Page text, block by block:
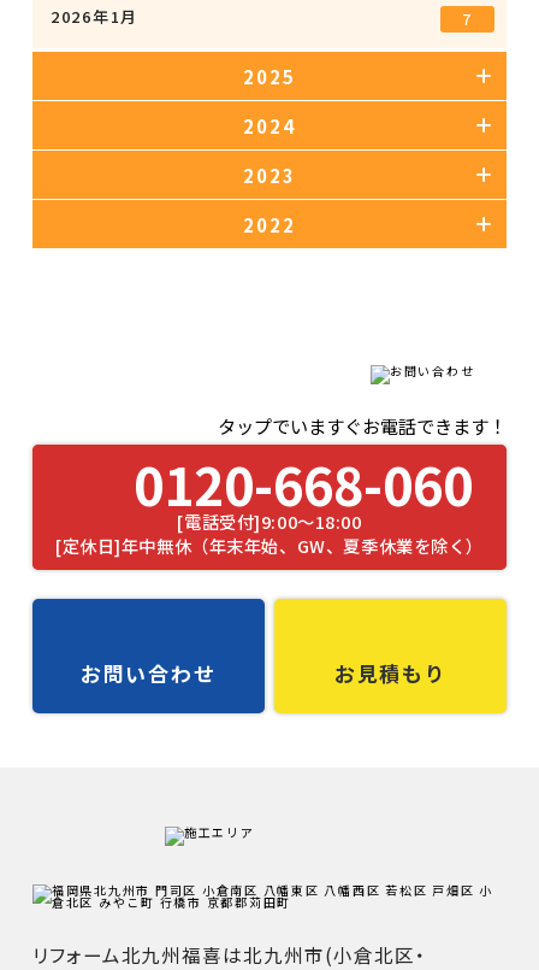
2026年1月 7
2025
2024
2023
2022
タップでいますぐお電話できます！
0120-668-060
[電話受付]9:00～18:00
[定休日]年中無休（年末年始、GW、夏季休業を除く）
お問い合わせ お見積もり
リフォーム北九州福喜は北九州市(小倉北区・